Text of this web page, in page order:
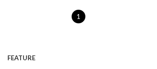
1
FEATURE